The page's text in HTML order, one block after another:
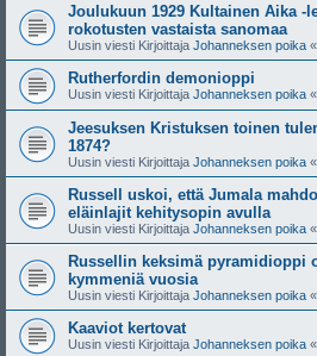
Joulukuun 1929 Kultainen Aika -
rokotusten vastaista sanomaa
Uusin viesti Kirjoittaja Johanneksen poika «
Rutherfordin demonioppi
Uusin viesti Kirjoittaja Johanneksen poika «
Jeesuksen Kristuksen toinen
1874?
Uusin viesti Kirjoittaja Johanneksen poika «
Russell uskoi, että Jumala
eläinlajit kehitysopin avulla
Uusin viesti Kirjoittaja Johanneksen poika «
Russellin keksimä pyramidioppi
kymmeniä vuosia
Uusin viesti Kirjoittaja Johanneksen poika «
Kaaviot kertovat
Uusin viesti Kirjoittaja Johanneksen poika «